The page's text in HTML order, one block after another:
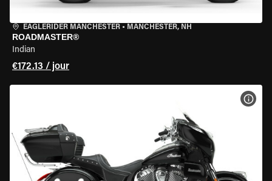
EAGLERIDER MANCHESTER • MANCHESTER, NH
ROADMASTER®
Indian
€172.13 / jour